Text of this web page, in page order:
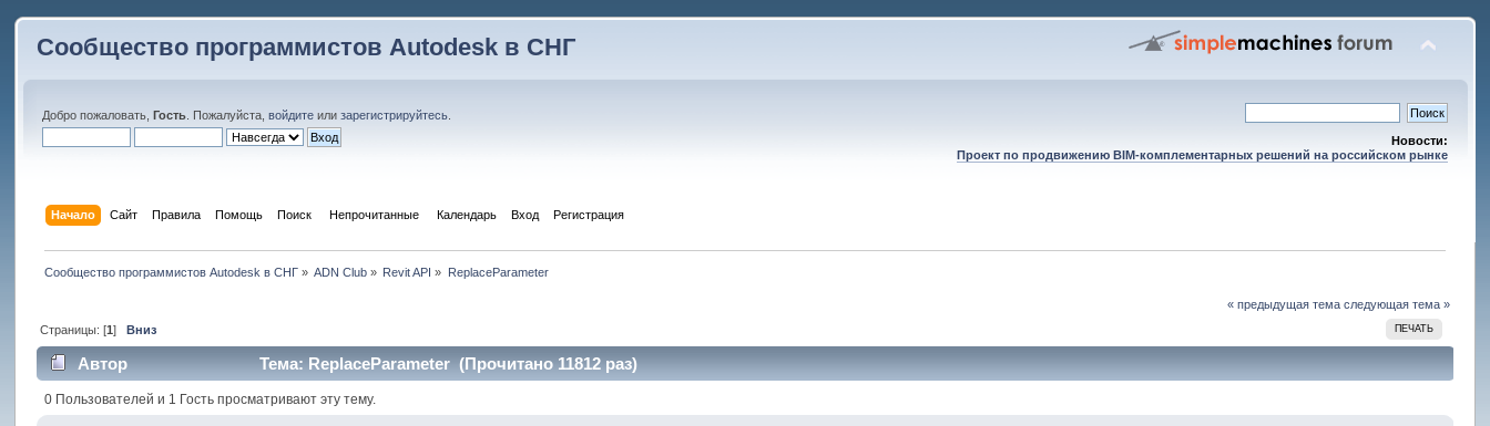
Сообщество программистов Autodesk в СНГ
Добро пожаловать,Гость . Пожалуйста,войдите илизарегистрируйтесь
Новости:
Проект по продвижению BIM-комплементарных решений на российском рынке
Начало Сайт Правила Помощь Поиск Непрочитанные Календарь Вход Регистрация
Сообщество программистов Autodesk в СНГ» ADN Club » Revit API » ReplaceParameter
« предыдущая тема следующая тема »
ПЕЧАТЬ
Страницы: [1] Вниз
Автор Тема: ReplaceParameter (Прочитано 11812 раз)
0 Пользователей и 1 Гость просматривают эту тему.